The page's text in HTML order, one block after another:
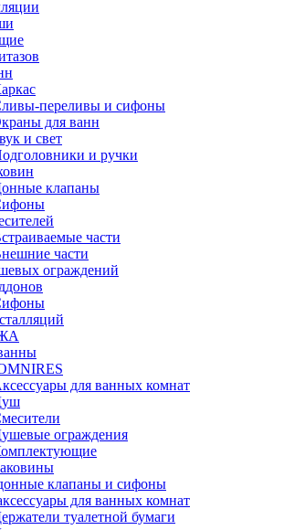
переливы и сифоны
для ванн
и свет
и ручки
клапаны
части
части
ограждений
для ванных комнат
ограждения
клапаны и сифоны
для ванных комнат
туалетной бумаги